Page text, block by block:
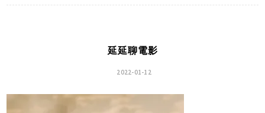
延延聊電影
2022-01-12